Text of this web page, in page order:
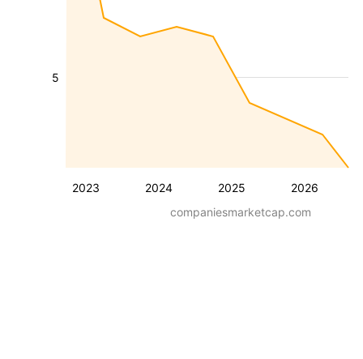
2023 2024 2025 2026
5
companiesmarketcap.com